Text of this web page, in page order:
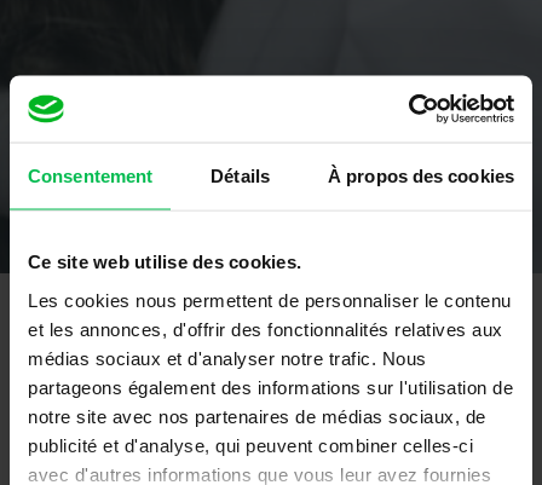
Consentement Détails À propos des cookies
Ce site web utilise des cookies.
Les cookies nous permettent de personnaliser le contenu
et les annonces, d'offrir des fonctionnalités relatives aux
médias sociaux et d'analyser notre trafic. Nous
partageons également des informations sur l'utilisation de
notre site avec nos partenaires de médias sociaux, de
publicité et d'analyse, qui peuvent combiner celles-ci
avec d'autres informations que vous leur avez fournies
Moyens et supports pédagogiques
Mise à disposition d’un extranet par participant
(planning, liste des formateurs avec expertises,